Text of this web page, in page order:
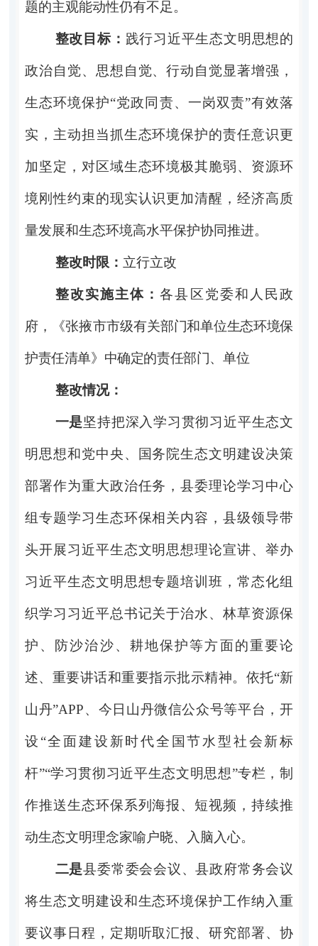
题的主观能动性仍有不足。
整改目标： 践行习近平生态文明思想的
政治自觉、思想自觉、行动自觉显著增强，
生态环境保护“党政同责、一岗双责”有效落
实，主动担当抓生态环境保护的责任意识更
加坚定，对区域生态环境极其脆弱、资源环
境刚性约束的现实认识更加清醒，经济高质
量发展和生态环境高水平保护协同推进。
整改时限： 立行立改
整改实施主体：各县区党委和人民政
府，《张掖市市级有关部门和单位生态环境保
护责任清单》中确定的责任部门、单位
整改情况：
一是坚持把深入学习贯彻习近平生态文
明思想和党中央、国务院生态文明建设决策
部署作为重大政治任务，县委理论学习中心
组专题学习生态环保相关内容，县级领导带
头开展习近平生态文明思想理论宣讲、举办
习近平生态文明思想专题培训班，常态化组
织学习习近平总书记关于治水、林草资源保
护、防沙治沙、耕地保护等方面的重要论
述、重要讲话和重要指示批示精神。依托“新
山丹”APP、今日山丹微信公众号等平台，开
设“全面建设新时代全国节水型社会新标
杆”“学习贯彻习近平生态文明思想”专栏，制
作推送生态环保系列海报、短视频，持续推
动生态文明理念家喻户晓、入脑入心。
二是县委常委会会议、县政府常务会议
将生态文明建设和生态环境保护工作纳入重
要议事日程，定期听取汇报、研究部署、协